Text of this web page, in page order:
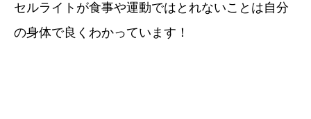
セルライトが食事や運動ではとれないことは自分
の身体で良くわかっています！